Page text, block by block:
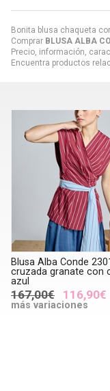
Bonita blusa chaqueta
Comprar BLUSA ALBA
Precio, información,
Encuentra productos
Blusa Alba Conde
cruzada granate con
azul
167,00€ 116,90€
más variaciones